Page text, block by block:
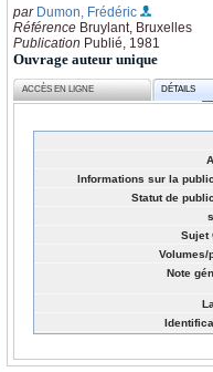
par Dumon, Frédéric
Référence Bruylant, Bruxelles
Publication Publié, 1981
Ouvrage auteur unique
ACCÈS EN LIGNE DÉTAILS
Informations sur la
Statut de
Sujet
Volumes/
Note